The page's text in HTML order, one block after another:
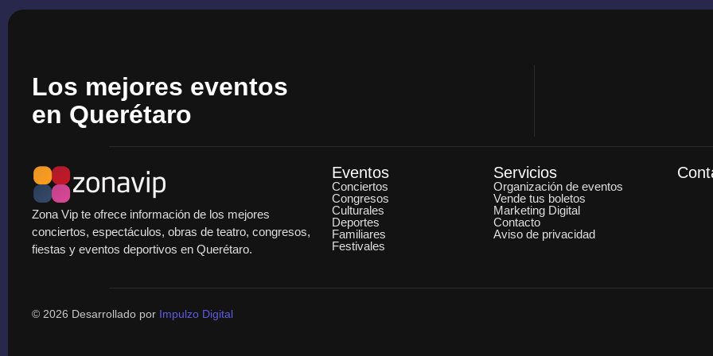
Los mejores eventos
en Querétaro
Zona Vip te ofrece información de los mejores
conciertos, espectáculos, obras de teatro, congresos,
fiestas y eventos deportivos en Querétaro.
Eventos
Conciertos
Congresos
Culturales
Deportes
Familiares
Festivales
Servicios
Organización de eventos
Vende tus boletos
Marketing Digital
Contacto
Aviso de privacidad
© 2026 Desarrollado por Impulzo Digital